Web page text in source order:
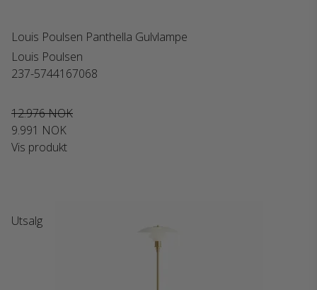
Louis Poulsen Panthella Gulvlampe
Louis Poulsen
237-5744167068
12.976 NOK
9.991 NOK
Vis produkt
Utsalg